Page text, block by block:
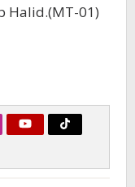
Halid.(MT-01)